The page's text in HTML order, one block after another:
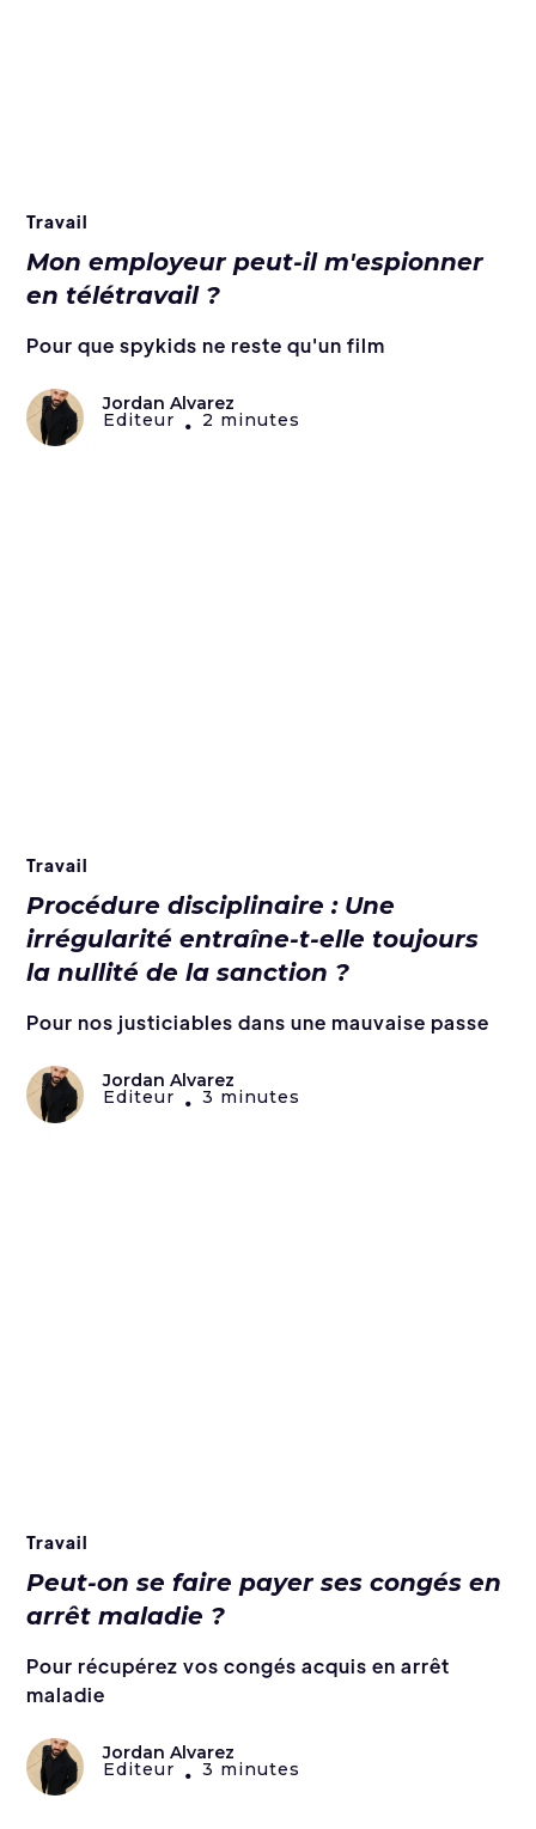
Travail
Mon employeur peut-il m'espionner
en télétravail ?
Pour que spykids ne reste qu'un film
Jordan Alvarez
Editeur • 2 minutes
Travail
Procédure disciplinaire : Une
irrégularité entraîne-t-elle toujours
la nullité de la sanction ?
Pour nos justiciables dans une mauvaise passe
Jordan Alvarez
Editeur • 3 minutes
Travail
Peut-on se faire payer ses congés en
arrêt maladie ?
Pour récupérez vos congés acquis en arrêt
maladie
Jordan Alvarez
Editeur • 3 minutes